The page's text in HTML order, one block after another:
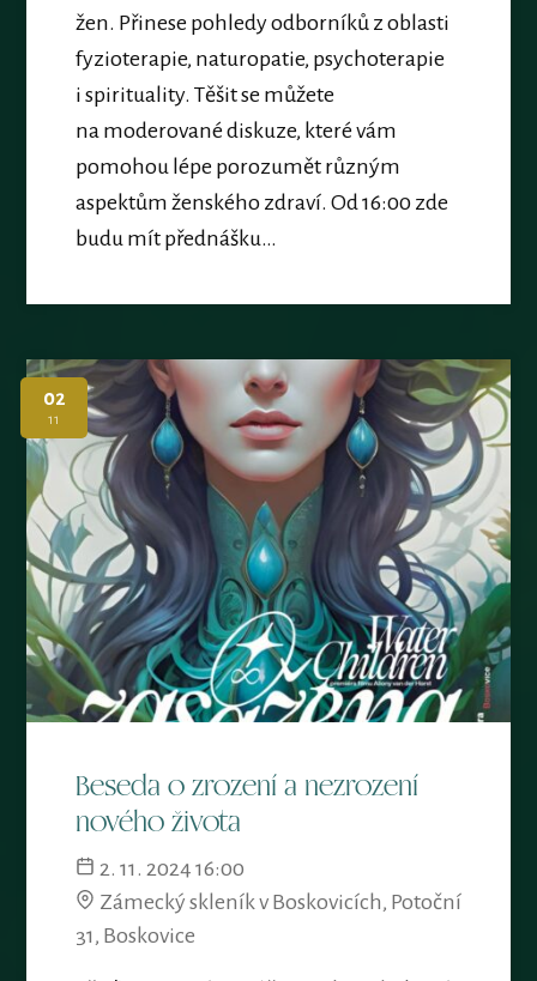
žen. Přinese pohledy odborníků z oblasti
fyzioterapie, naturopatie, psychoterapie
i spirituality. Těšit se můžete
na moderované diskuze, které vám
pomohou lépe porozumět různým
aspektům ženského zdraví. Od 16:00 zde
budu mít přednášku…
02
11
Beseda o zrození a nezrození
nového života
2. 11. 2024 16:00
Zámecký skleník v Boskovicích, Potoční
31, Boskovice